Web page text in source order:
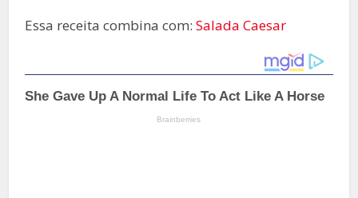
Essa receita combina com:Salada Caesar